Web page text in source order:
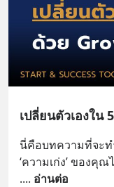
เปลี่ยนตัวเองใ
นี่คือบทความที่จะท
‘ความเก่ง’ ของคุณ
.... อ่านต่อ